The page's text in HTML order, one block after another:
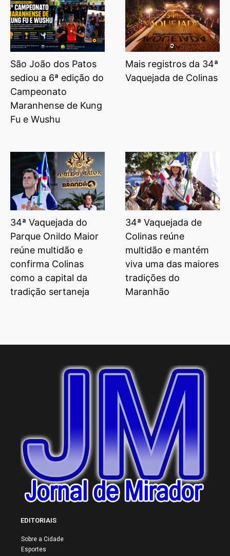
São João dos Patos
sediou a 6ª edição do
Campeonato
Maranhense de Kung
Fu e Wushu
Mais registros da 34ª
Vaquejada de Colinas
34ª Vaquejada do
Parque Onildo Maior
reúne multidão e
confirma Colinas
como a capital da
tradição sertaneja
34ª Vaquejada de
Colinas reúne
multidão e mantém
viva uma das maiores
tradições do
Maranhão
EDITORIAIS
Sobre a Cidade
Esportes